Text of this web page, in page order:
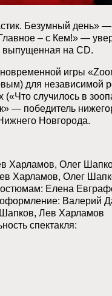
Безумный день»
Главное – с Кем!» —
выпущенная на CD.
игры
для независимой
(«Что случилось в
— победитель
Новгорода.
Харламов, Олег
Харламов, Олег
Елена
Валерий
Лев Харламов
спектакля: